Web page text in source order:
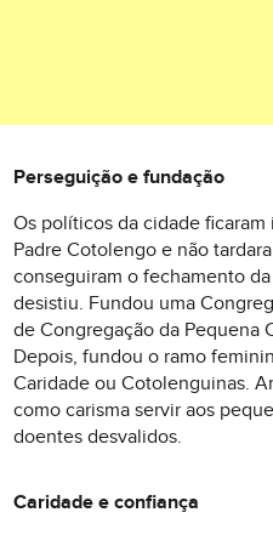
Perseguição e fundação
Os políticos da cidade
Padre Cotolengo e não
conseguiram o fechamento
desistiu. Fundou uma
de Congregação da Pequena
Depois, fundou o ramo
Caridade ou Cotolenguinas.
como carisma servir aos
doentes desvalidos.
Caridade e confiança